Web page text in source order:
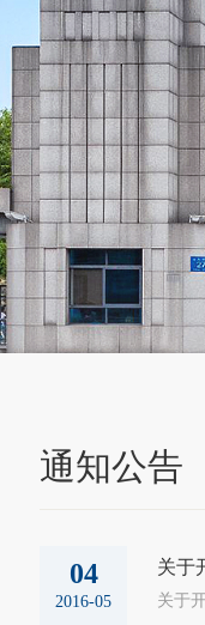
通知公告
04
2016-05
关于
关于